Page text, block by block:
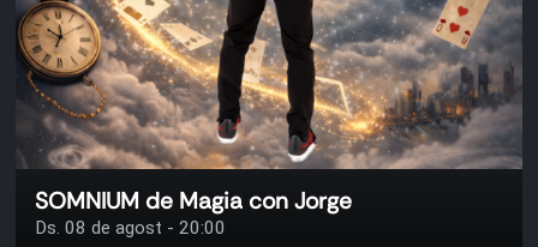
SOMNIUM de Magia con Jorge
Ds. 08 de agost - 20:00